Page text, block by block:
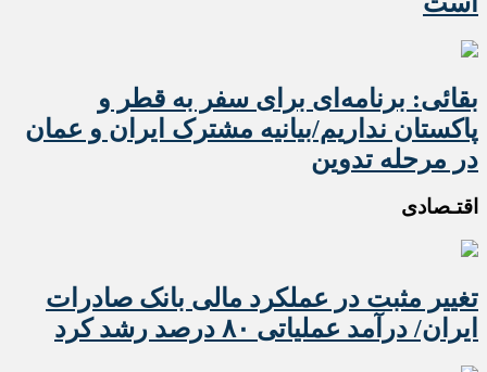
بقائی: برنامه‌ای برای سفر به قطر و
پاکستان نداریم/بیانیه مشترک ایران و عمان
در مرحله تدوین
اقتـصادی
تغییر مثبت در عملکرد مالی بانک صادرات
ایران/ درآمد عملیاتی ۸۰ درصد رشد کرد